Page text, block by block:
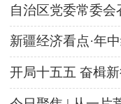
自治区党委常委会
新疆经济看点·年
开局十五五 奋楫